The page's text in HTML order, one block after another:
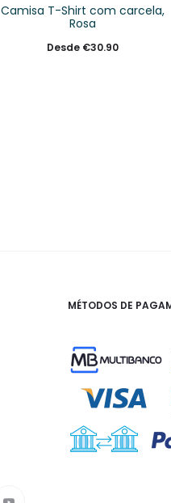
Camisa T-Shirt com carcela,
Rosa
Desde €30.90
MÉTODOS DE